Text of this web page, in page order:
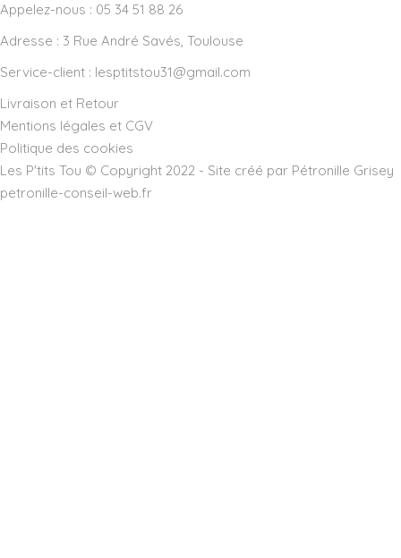
Appelez-nous : 05 34 51 88 26
Adresse : 3 Rue André Savés, Toulouse
Service-client : lesptitstou31@gmail.com
Livraison et Retour
Mentions légales et CGV
Politique des cookies
Les P'tits Tou © Copyright 2022 - Site créé par Pétronille Grisey
petronille-conseil-web.fr